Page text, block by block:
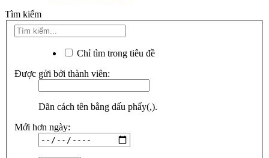
Tìm kiếm
Chỉ tìm trong tiêu đề
Được gửi bởi thành viên:
Dãn cách tên bằng dấu phẩy(,).
Mới hơn ngày: